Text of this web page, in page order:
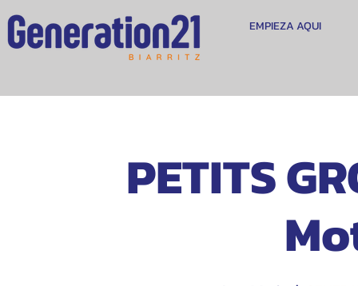
EMPIEZA AQUI
PETITS